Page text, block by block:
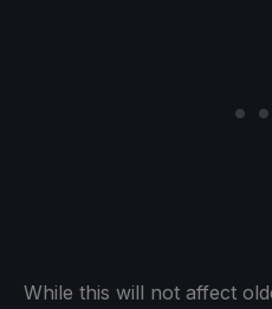
While this will not affect